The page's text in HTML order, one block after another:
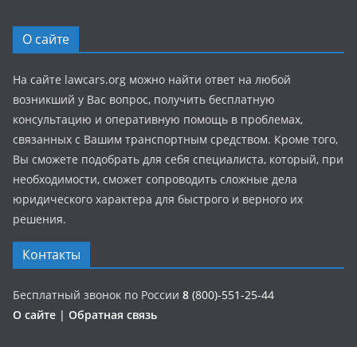
О сайте
На сайте lawcars.org можно найти ответ на любой
возникший у Вас вопрос, получить бесплатную
консультацию и оперативную помощь в проблемах,
связанных с Вашим транспортным средством. Кроме того,
Вы сможете подобрать для себя специалиста, который, при
необходимости, сможет сопроводить сложные дела
юридического характера для быстрого и верного их
решения.
Контакты
Бесплатный звонок по России 8 (800)-551-25-44
О сайте | Обратная связь